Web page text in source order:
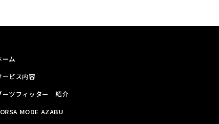
ーム
ービス内容
ーツフィッター 紹介
MODE AZABU